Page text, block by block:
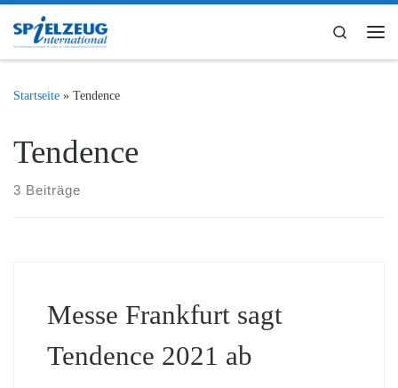
Zum Inhalt springen
Search
Startseite » Tendence
Tendence
3 Beiträge
Messe Frankfurt sagt
Tendence 2021 ab